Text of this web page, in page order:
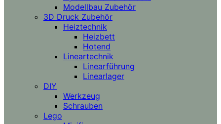
Modellbau Zubehör
3D Druck Zubehör
Heiztechnik
Heizbett
Hotend
Lineartechnik
Linearführung
Linearlager
DIY
Werkzeug
Schrauben
Lego